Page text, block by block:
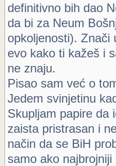
definitivno bih dao
da bi za Neum
opkoljenosti). Znači
evo kako ti kažeš i
ne znaju.
Pisao sam već o
Jedem svinjetinu
Skupljam papire da
zaista pristrasan i
način da se BiH
samo ako